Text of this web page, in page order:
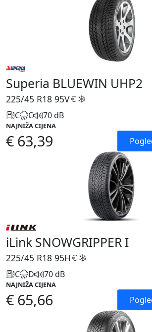
Superia BLUEWIN UHP2
225/45 R18 95V
C C 70 dB
NAJNIŽA CIJENA
€ 63,39
iLink SNOWGRIPPER I
225/45 R18 95H
C D 70 dB
NAJNIŽA CIJENA
€ 65,66